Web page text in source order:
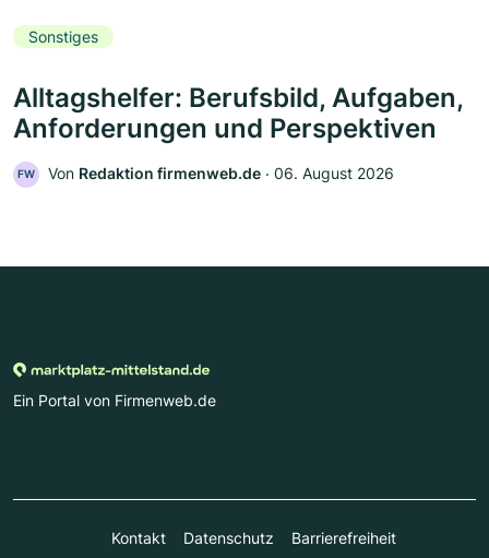
Sonstiges
Alltagshelfer: Berufsbild, Aufgaben,
Anforderungen und Perspektiven
FW Von Redaktion firmenweb.de ‧ 06. August 2026
Ein Portal von Firmenweb.de
Kontakt Datenschutz Barrierefreiheit